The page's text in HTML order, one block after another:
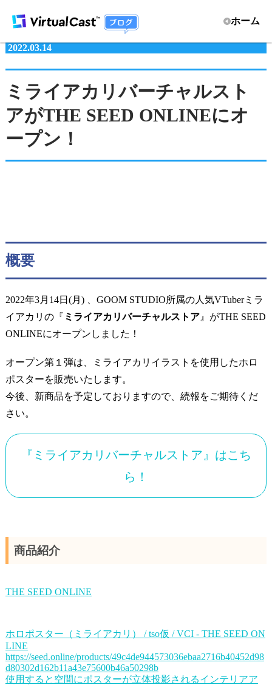
ホーム
2022.03.14
ミライアカリバーチャルスト
アがTHE SEED ONLINEにオ
ープン！
概要
2022年3月14日(月) 、GOOM STUDIO所属の人気VTuberミラ
イアカリの『 ミライアカリバーチャルストア』がTHE SEED
ONLINEにオープンしました！
オープン第１弾は、ミライアカリイラストを使用したホロ
ポスターを販売いたします。
今後、新商品を予定しておりますので、続報をご期待くだ
さい。
『ミライアカリバーチャルストア』はこち
ら！
商品紹介
THE SEED ONLINE
ホロポスター（ミライアカリ） / tso仮 / VCI - THE SEED ON
LINE
https://seed.online/products/49c4de944573036ebaa2716b40452d98
d80302d162b11a43e75600b46a50298b
使用すると空間にポスターが立体投影されるインテリアア